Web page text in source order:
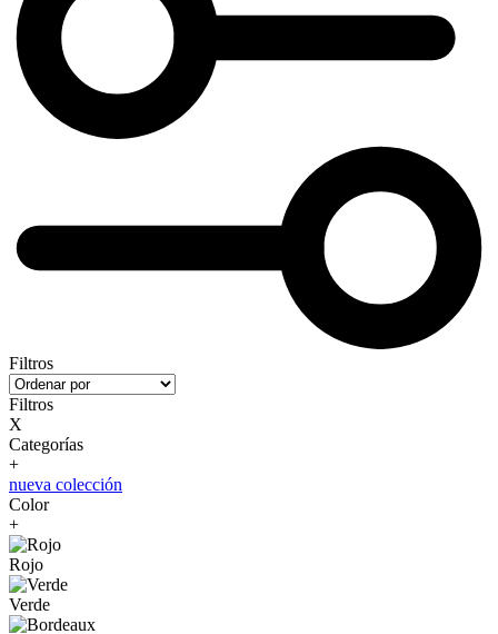
Filtros
Filtros
X
Categorías
+
nueva colección
Color
+
Rojo
Verde